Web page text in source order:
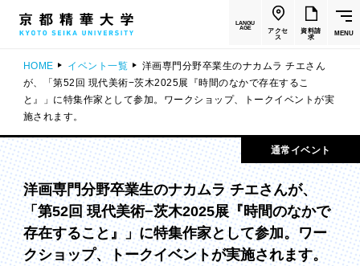
LANGU
AGE
アクセ
ス
資料請
求
MENU
HOME イベント一覧
洋画専門分野卒業生のナカムラ チエさん
が、「第52回 現代美術−茨木2025展『時間のなかで存在するこ
と』」に特集作家として参加。ワークショップ、トークイベントが実
施されます。
通常イベント
洋画専門分野卒業生のナカムラ チエさんが、
「第52回 現代美術−茨木2025展『時間のなかで
存在すること』」に特集作家として参加。ワー
クショップ、トークイベントが実施されます。